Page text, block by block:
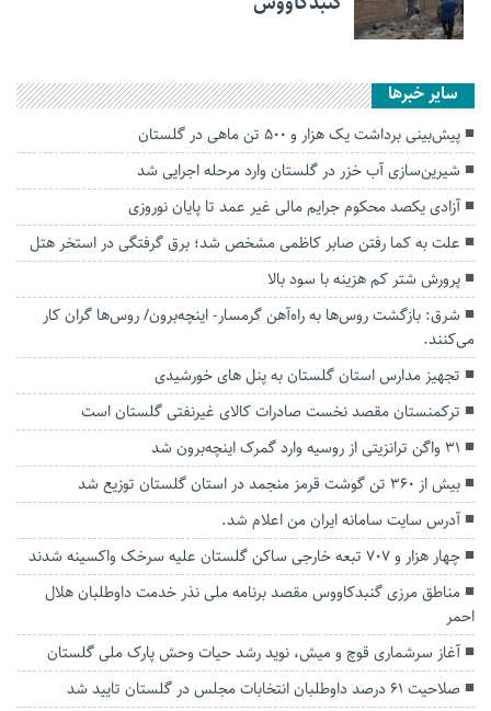
سایر خبرها
پیش‌بینی برداشت یک هزار و ۵۰۰ تن ماهی در گلستان
شیرین‌سازی آب خزر در گلستان وارد مرحله اجرایی شد
آزادی یکصد محکوم جرایم مالی غیر عمد تا پایان نوروزی
علت به کما رفتن صابر کاظمی مشخص شد؛ برق گرفتگی در استخر هتل
پرورش شتر کم هزینه با سود بالا
شرق: بازگشت روس‌ها به راه‌آهن گرمسار- اینچه‌برون/ روس‌ها گران کار
می‌کنند.
تجهیز مدارس استان گلستان به پنل های خورشیدی
ترکمنستان مقصد نخست صادرات کالای غیرنفتی گلستان است
۳۱ واگن ترانزیتی از روسیه وارد گمرک اینچه‌برون شد
بیش از ۳۶۰ تن گوشت قرمز منجمد در استان گلستان توزیع شد
آدرس سایت سامانه ایران من اعلام شد.
چهار هزار و ۷۰۷ تبعه خارجی ساکن گلستان علیه سرخک واکسینه شدند
مناطق مرزی گنبدکاووس مقصد برنامه ملی نذر خدمت داوطلبان هلال
احمر
آغاز سرشماری قوچ و میش، نوید رشد حیات وحش پارک ملی گلستان
صلاحیت ۶۱ درصد داوطلبان انتخابات مجلس در گلستان تایید شد